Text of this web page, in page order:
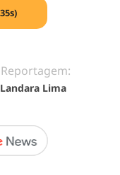
Reportagem:
Landara Lima